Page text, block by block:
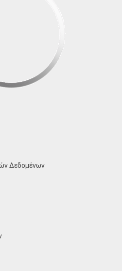
Δεδομένων